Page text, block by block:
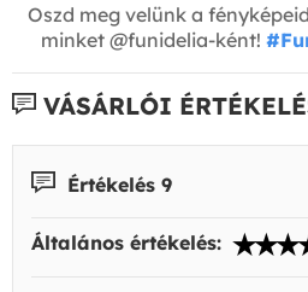
Oszd meg velünk a
minket @funidelia-ként!
VÁSÁRLÓI
Értékelés 9
Általános értékelés: